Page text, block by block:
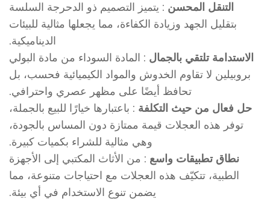
التنقل المحسن : يتميز التصميم ذو الدحرجة السلسة
بتقليل الجهد وزيادة الكفاءة، مما يجعلها مثالية للبيئات
الديناميكية.
الاستدامة تلتقي بالجمال : المادة السوداء من مادة البولي
بروبيلين لا تقاوم الخدوش والمواد الكيميائية فحسب، بل
تحافظ أيضًا على مظهر عصري واحترافي.
حل فعال من حيث التكلفة : باعتبارها خيارًا للبيع بالجملة،
توفر هذه العجلات قيمة ممتازة دون المساس بالجودة،
وهي مثالية للشراء بكميات كبيرة.
نطاق تطبيقات واسع : من الأثاث المكتبي إلى الأجهزة
الطبية، تتكيّف هذه العجلات مع احتياجات متنوعة، مما
يضمن تنوع الاستخدام في أي بيئة.